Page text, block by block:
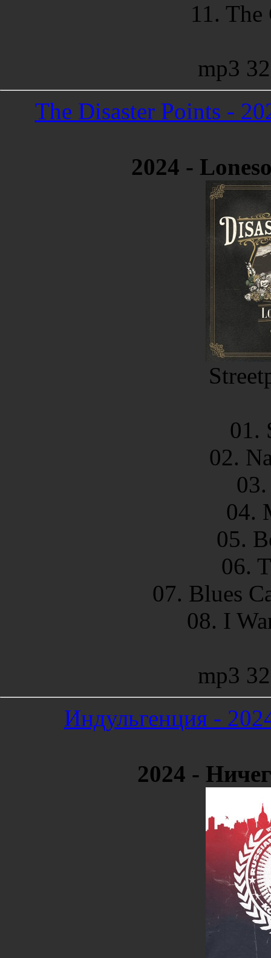
11.
mp3
The Disaster Points -
2024 -
01.
02.
04.
05.
06.
07. Blues
08. I
mp3
Индульгенция -
2024 -